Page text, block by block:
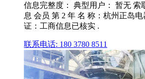
信息完整度： 典型用户： 暂无 索
息 会员 第 2 年 名 称：杭州正岛
证：工商信息已核实 .
联系电话: 180 3780 8511